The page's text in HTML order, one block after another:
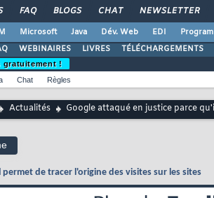
FAQ BLOGS CHAT NEWSLETTER
Microsoft Java Dév. Web EDI
WEBINAIRES LIVRES TÉLÉCHARGEMENTS
gratuitement !
Chat Règles
Actualités Google attaqué en justice parce
de tracer l'origine des visites sur les sites